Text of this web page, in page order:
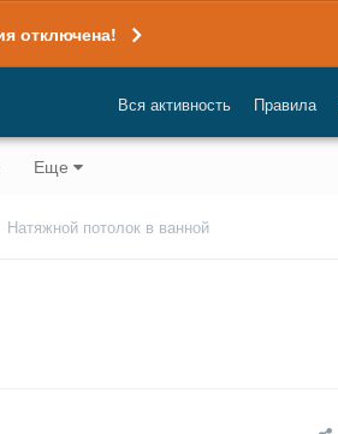
отключена!
Вся активность Правила
Еще
Натяжной потолок в ванной